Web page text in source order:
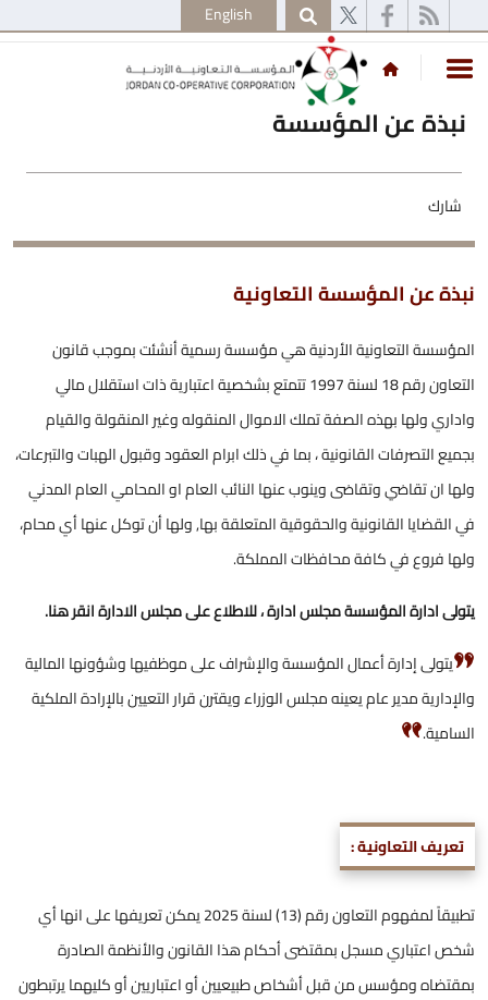
English
نبذة عن المؤسسة
شارك
نبذة عن المؤسسة التعاونية
المؤسسة التعاونية الأردنية هي مؤسسة رسمية أنشئت بموجب قانون
التعاون رقم 18 لسنة 1997 تتمتع بشخصية اعتبارية ذات استقلال مالي
واداري ولها بهذه الصفة تملك الاموال المنقوله وغير المنقولة والقيام
بجميع التصرفات القانونية ، بما في ذلك ابرام العقود وقبول الهبات والتبرعات،
ولها ان تقاضي وتقاضى وينوب عنها النائب العام او المحامي العام المدني
في القضايا القانونية والحقوقية المتعلقة بها, ولها أن توكل عنها أي محام،
ولها فروع في كافة محافظات المملكة.
يتولى ادارة المؤسسة مجلس ادارة ، للاطلاع على مجلس الادارةانقر هنا.
يتولى إدارة أعمال المؤسسة والإشراف على موظفيها وشؤونها المالية
والإدارية مدير عام يعينه مجلس الوزراء ويقترن قرار التعيين بالإرادة الملكية
السامية.
تعريف التعاونية :
تطبيقاً لمفهوم التعاون رقم (13) لسنة 2025 يمكن تعريفها على انها أي
شخص اعتباري مسجل بمقتضى أحكام هذا القانون والأنظمة الصادرة
بمقتضاه ومؤسس من قبل أشخاص طبيعيين أو اعتباريين أو كليهما يرتبطون